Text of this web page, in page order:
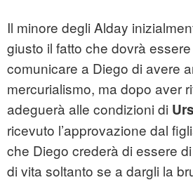
Il minore degli Alday
giusto il fatto che dovrà
comunicare a Diego di avere
mercurialismo, ma dopo aver
adeguerà alle condizioni di
ricevuto l’approvazione dal
che Diego crederà di essere
di vita soltanto se a dargli la